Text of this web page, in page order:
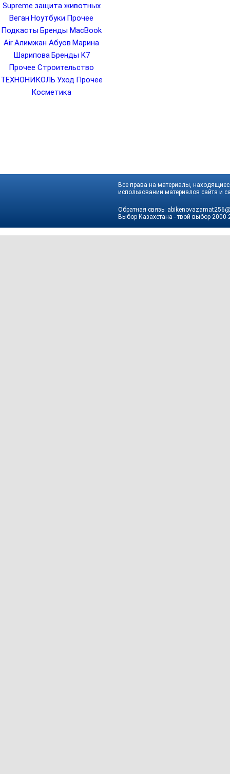
Supreme защита животных
Веган Ноутбуки Прочее
Подкасты Бренды MacBook
AirАлимжан Абуов Марина
Шарипова Бренды K7
Прочее Строительство
ТЕХНОНИКОЛЬ Уход Прочее
Косметика
Все права на материалы,
использовании материалов сайта и
Обратная связь:
Выбор Казахстана - твой выбор 2000-